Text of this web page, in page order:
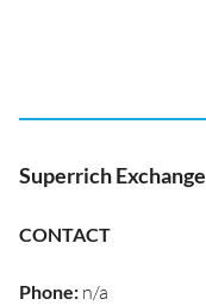
Superrich Exchange
CONTACT
Phone: n/a